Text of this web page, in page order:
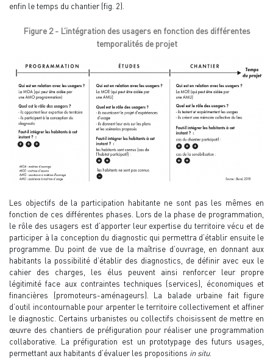
enfin le temps du chantier (fig. 2).
Figure 2 - L’intégration des usagers en fonction des différentes
temporalités de projet
Les objectifs de la participation habitante ne sont pas les mêmes en
fonction de ces différentes phases. Lors de la phase de programmation,
le rôle des usagers est d’apporter leur expertise du territoire vécu et de
participer à la conception du diagnostic qui permettra d’établir ensuite le
programme. Du point de vue de la maîtrise d’ouvrage, en donnant aux
habitants la possibilité d’établir des diagnostics, de définir avec eux le
cahier des charges, les élus peuvent ainsi renforcer leur propre
légitimité face aux contraintes techniques (services), économiques et
financières (promoteurs-aménageurs). La balade urbaine fait figure
d’outil incontournable pour arpenter le territoire collectivement et affiner
le diagnostic. Certains urbanistes ou collectifs choisissent de mettre en
œuvre des chantiers de préfiguration pour réaliser une programmation
collaborative. La préfiguration est un prototypage des futurs usages,
permettant aux habitants d’évaluer les propositions in situ.